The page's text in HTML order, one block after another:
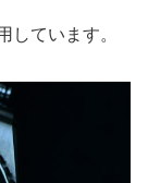
ています。